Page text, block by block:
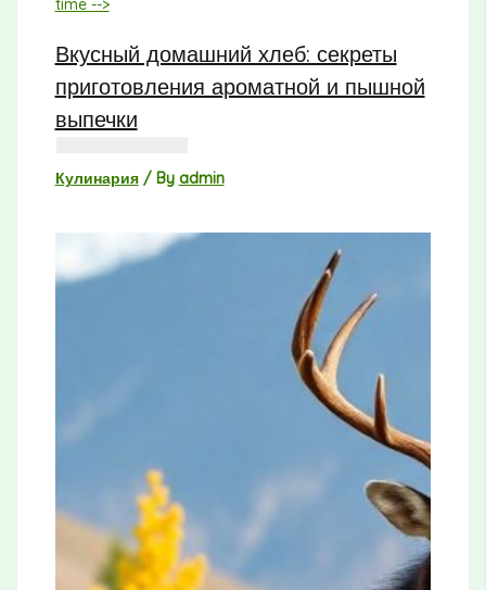
Вкусный домашний хлеб: секреты
приготовления ароматной и пышной
выпечки
Кулинария/ By admin